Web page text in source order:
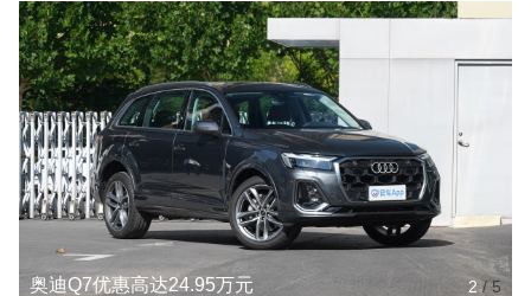
奥迪Q7优惠高达24.95万元 2/5